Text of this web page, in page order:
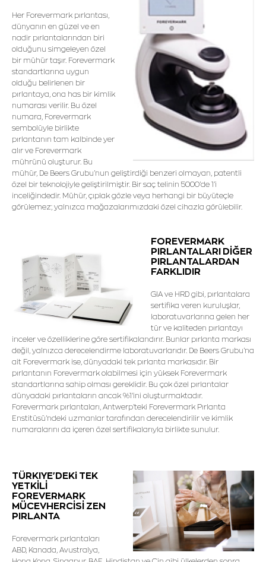
Her Forevermark pırlantası,
dünyanın en güzel ve en
nadir pırlantalarından biri
olduğunu simgeleyen özel
bir mühür taşır. Forevermark
standartlarına uygun
olduğu belirlenen bir
pırlantaya, ona has bir kimlik
numarası verilir. Bu özel
numara, Forevermark
sembolüyle birlikte
pırlantanın tam kalbinde yer
alır ve Forevermark
mührünü oluşturur. Bu
mühür, De Beers Grubu’nun geliştirdiği benzeri olmayan, patentli
özel bir teknolojiyle geliştirilmiştir. Bir saç telinin 5000’de 1’i
inceliğindedir. Mühür, çıplak gözle veya herhangi bir büyüteçle
görülemez; yalnızca mağazalarımızdaki özel cihazla görülebilir.
FOREVERMARK
PIRLANTALARI DİĞER
PIRLANTALARDAN
FARKLIDIR
GIA ve HRD gibi, pırlantalara
sertifika veren kuruluşlar,
laboratuvarlarına gelen her
tür ve kaliteden pırlantayı
inceler ve özelliklerine göre sertifikalandırır. Bunlar pırlanta markası
değil, yalnızca derecelendirme laboratuvarlarıdır. De Beers Grubu'na
ait Forevermark ise, dünyadaki tek pırlanta markasıdır. Bir
pırlantanın Forevermark olabilmesi için yüksek Forevermark
standartlarına sahip olması gereklidir. Bu çok özel pırlantalar
dünyadaki pırlantaların ancak %1'ini oluşturmaktadır.
Forevermark pırlantaları, Antwerp'teki Forevermark Pırlanta
Enstitüsü'ndeki uzmanlar tarafından derecelendirilir ve kimlik
numaralarını da içeren özel sertifikalarıyla birlikte sunulur.
TÜRKIYE'DEKi TEK
YETKİLİ
FOREVERMARK
MÜCEVHERCİSİ ZEN
PIRLANTA
Forevermark pırlantaları
ABD, Kanada, Avustralya,